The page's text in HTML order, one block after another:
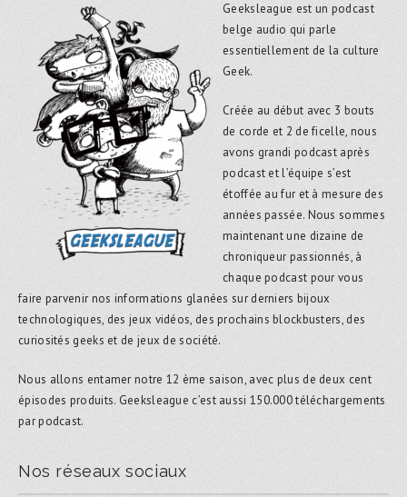
Geeksleague est un podcast
belge audio qui parle
essentiellement de la culture
Geek.
Créée au début avec 3 bouts
de corde et 2 de ficelle, nous
avons grandi podcast après
podcast et l’équipe s’est
étoffée au fur et à mesure des
années passée. Nous sommes
maintenant une dizaine de
chroniqueur passionnés, à
chaque podcast pour vous
faire parvenir nos informations glanées sur derniers bijoux
technologiques, des jeux vidéos, des prochains blockbusters, des
curiosités geeks et de jeux de société.
Nous allons entamer notre 12 ème saison, avec plus de deux cent
épisodes produits. Geeksleague c’est aussi 150.000 téléchargements
par podcast.
Nos réseaux sociaux